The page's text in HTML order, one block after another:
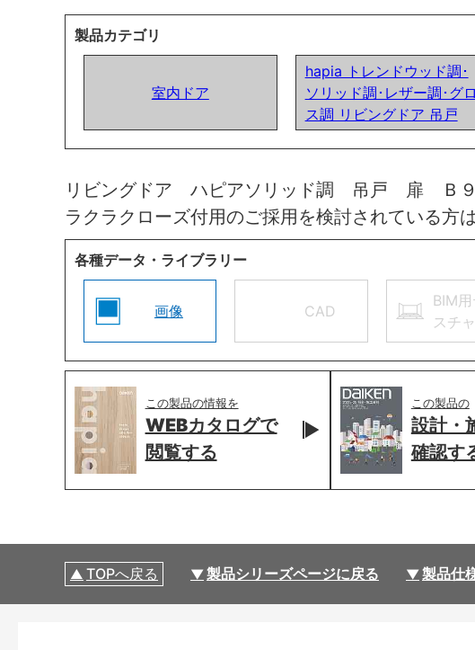
製品カテゴリ
室内ドア
hapia トレンドウッド調･
ソリッド調･レザー調･グロ
ス調 リビングドア 吊戸
リビングドア ハピアソリッド調 吊戸 扉 Ｂ
ラクラクローズ付用のご採用を検討されている方
各種データ・ライブラリー
画像 CAD
BIM用
スチ
この製品の情報を
WEBカタログで
閲覧する
この製品の
設計・
確認す
TOPへ戻る 製品シリーズページに戻る 製品仕